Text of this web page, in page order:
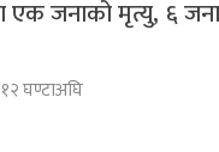
एक जनाको मृत्यु, ६
१२ घण्टाअघि